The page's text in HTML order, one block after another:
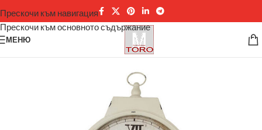
Прескочи към навигация
Прескочи към основното съдържание
МЕНЮ